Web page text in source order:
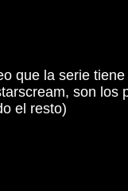
que la serie
son
el resto)